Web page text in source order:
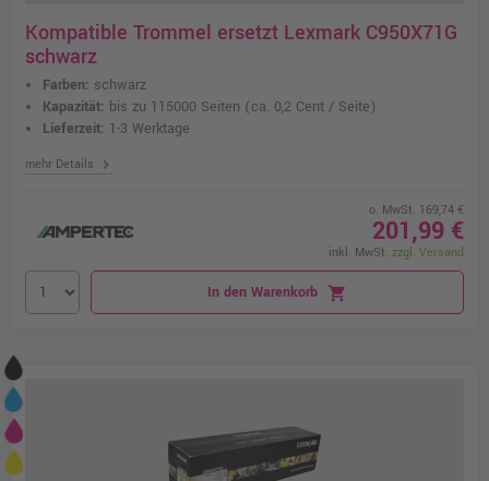
Kompatible Trommel ersetzt Lexmark C950X71G
schwarz
Farben: schwarz
Kapazität: bis zu 115000 Seiten (ca. 0,2 Cent / Seite)
Lieferzeit: 1-3 Werktage
mehr Details chevron_right
o. MwSt. 169,74 €
201,99 €
inkl. MwSt. zzgl. Versand
In den Warenkorb shopping_cart